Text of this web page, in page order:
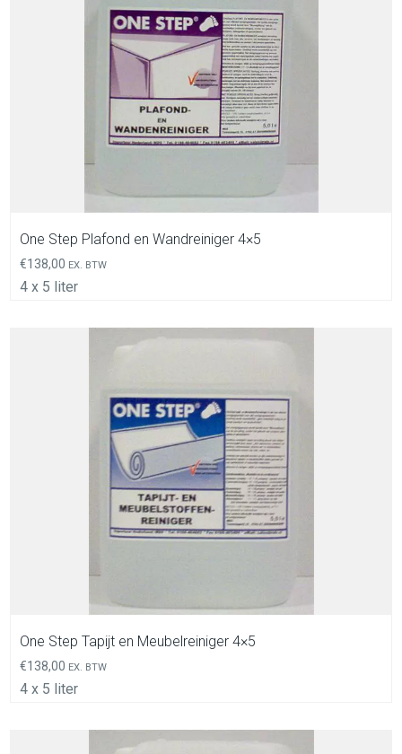
In Winkelwagen
One Step Plafond en Wandreiniger 4×5
€138,00 EX. BTW
4 x 5 liter
In Winkelwagen
One Step Tapijt en Meubelreiniger 4×5
€138,00 EX. BTW
4 x 5 liter